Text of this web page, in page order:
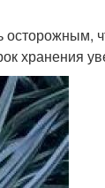
осторожным,
хранения